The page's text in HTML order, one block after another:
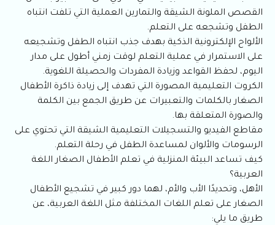
القصص الملونة الشيقة والتمارين العملية التي تلفت انتباه
الطفل وتشجعه على التعلم.
الألواح الإلكترونية الذكية بهدف جذب انتباه الطفل وتشجيعه
على الاستمرار في عملية التعلم لوقت زمني أطول على مدار
اليوم، لحفظ القواعد وزيادة المفردات والحصيلة اللغوية.
الكروت التعليمية المصورة التي تهدف إلى زيادة ذاكرة الأطفال
الصغار بالكلمات والتعبيرات عن طريق الجمع بين الكلمة
والصورة المتعلقة بها.
مقاطع الفيديو والتسجيلات التعليمية الشيقة التي تحتوي على
الرسومات والألوان لمساعدة الطفل في رحلة التعلم.
كيف تساعد البيئة المنزلية في تعلم الأطفال الصغار اللغة
العربية؟
الأهل، وتحديدًا الأب والأم، لهما دور كبير في تشجيع الأطفال
الصغار على تعلم اللغات المختلفة مثل اللغة العربية، عن
طريق ما يلي: